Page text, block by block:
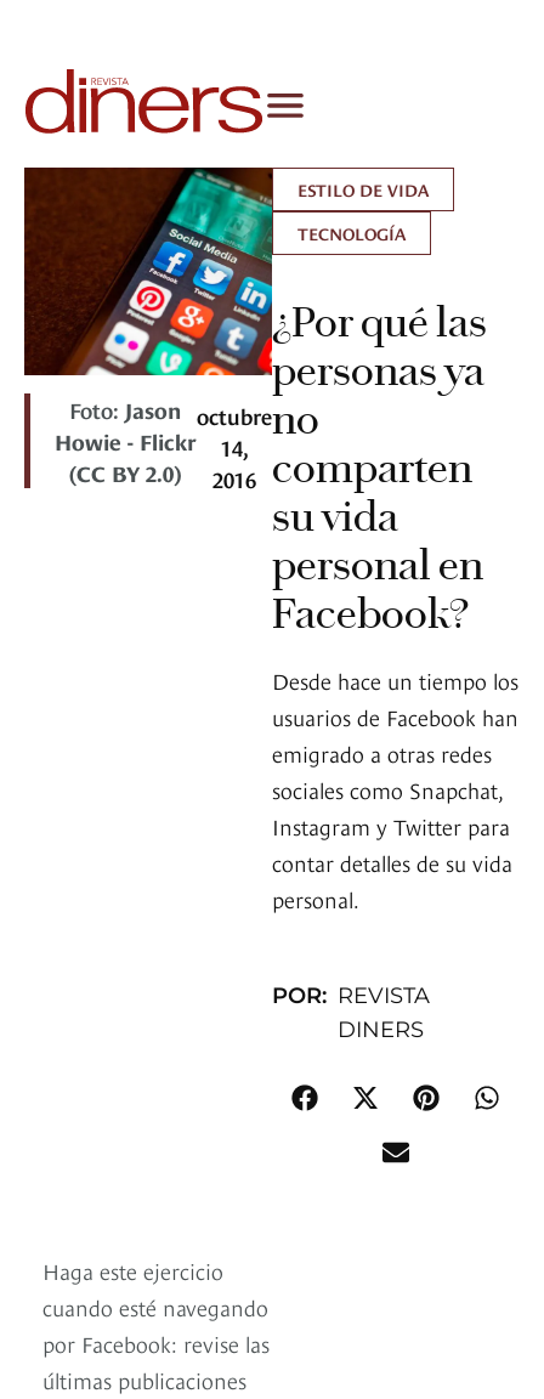
Foto: Jason
Howie - Flickr
(CC BY 2.0)
octubre
14,
2016
ESTILO DE VIDA
TECNOLOGÍA
¿Por qué las
personas ya
no
comparten
su vida
personal en
Facebook?
Desde hace un tiempo los
usuarios de Facebook han
emigrado a otras redes
sociales como Snapchat,
Instagram y Twitter para
contar detalles de su vida
personal.
POR: REVISTA
DINERS
Haga este ejercicio
cuando esté navegando
por Facebook: revise las
últimas publicaciones